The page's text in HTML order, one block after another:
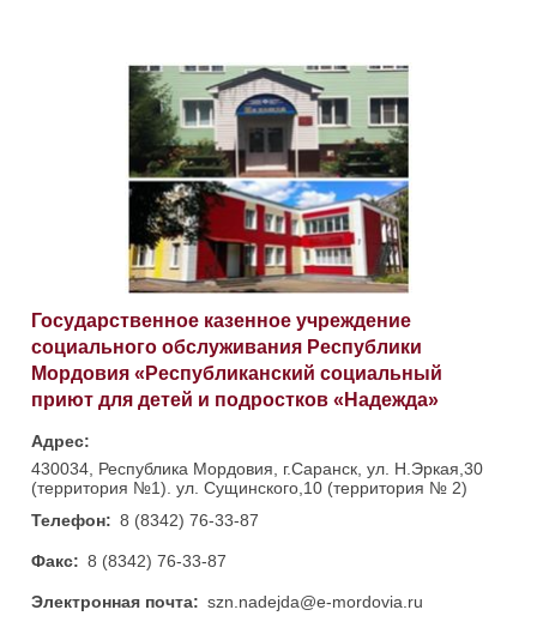
Государственное казенное учреждение
социального обслуживания Республики
Мордовия «Республиканский социальный
приют для детей и подростков «Надежда»
Адрес:
430034, Республика Мордовия, г.Саранск, ул. Н.Эркая,30
(территория №1). ул. Сущинского,10 (территория № 2)
Телефон: 8 (8342) 76-33-87
Факс: 8 (8342) 76-33-87
Электронная почта: szn.nadejda@e-mordovia.ru